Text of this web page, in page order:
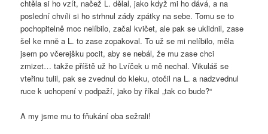
chtěla si ho vzít, načež L. dělal, jako když mi ho dává, a na
poslední chvíli si ho strhnul zády zpátky na sebe. Tomu se to
pochopitelně moc nelíbilo, začal kvičet, ale pak se uklidnil, zase
šel ke mně a L. to zase zopakoval. To už se mi nelíbilo, měla
jsem po včerejšku pocit, aby se nebál, že mu zase chci
zmizet… takže příště už ho Lvíček u mě nechal. Vikuláš se
vteřinu tulil, pak se zvednul do kleku, otočil na L. a nadzvednul
ruce k uchopení v podpaží, jako by říkal „tak co bude?“
A my jsme mu to fňukání oba sežrali!